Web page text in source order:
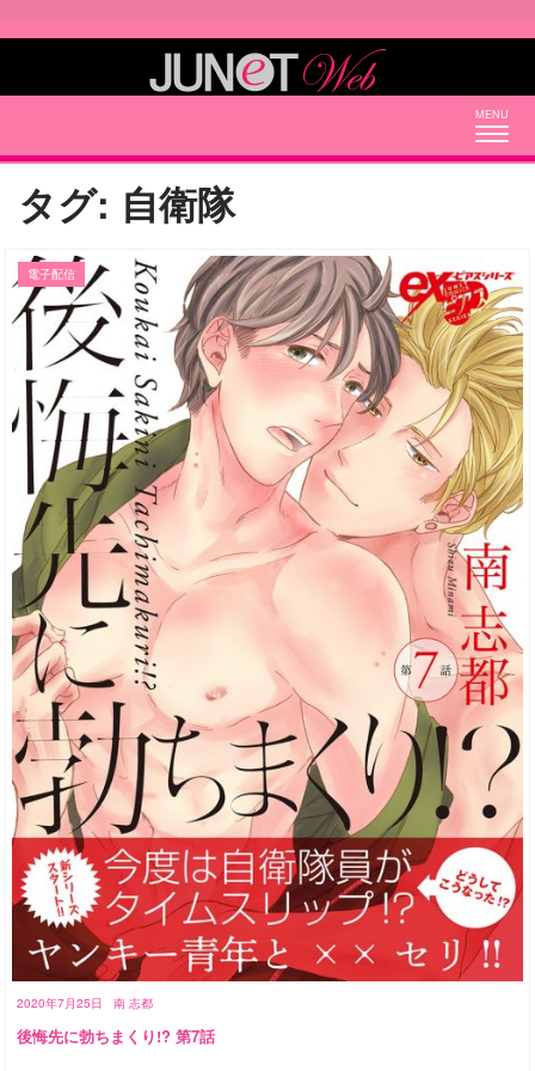
タグ: 自衛隊
2020年7月25日 南 志都
電子配信
後悔先に勃ちまくり!? 第7話